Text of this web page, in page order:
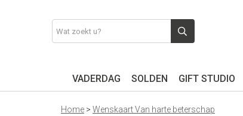
VADERDAG SOLDEN GIFT STUDIO
Home > Wenskaart Van harte beterschap